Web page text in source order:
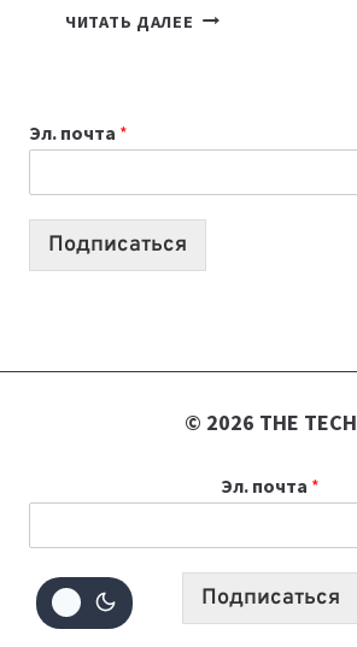
ЧИТАТЬ ДАЛЕЕ ТАСК-
РАБОТЫ
Эл. почта *
Подписаться
© 2026 THE TECH
Эл. почта *
Подписаться